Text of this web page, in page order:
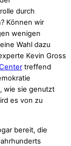
durch
Können wir
wenigen
Wahl dazu
Kevin Gross
treffend
wie sie genutzt
es von zu
bereit, die